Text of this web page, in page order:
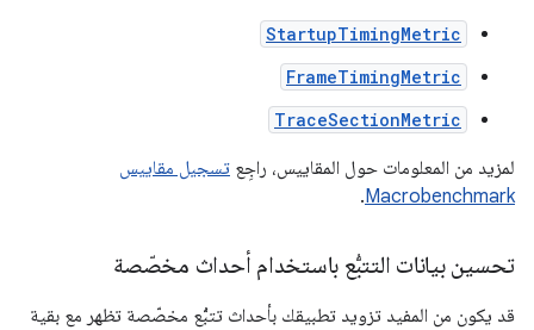
StartupTimingMetric
FrameTimingMetric
TraceSectionMetric
لمزيد من المعلومات حول المقاييس، راجِع تسجيل مقاييس
Macrobenchmark
.
تحسين بيانات التتبُّع باستخدام أحداث مخصّصة
قد يكون من المفيد تزويد تطبيقك بأحداث تتبُّع مخصّصة تظهر مع بقية